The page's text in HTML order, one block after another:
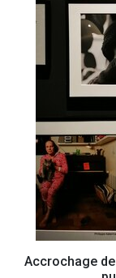
Accrochage